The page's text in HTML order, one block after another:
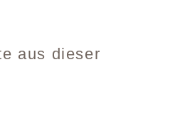
aus dieser